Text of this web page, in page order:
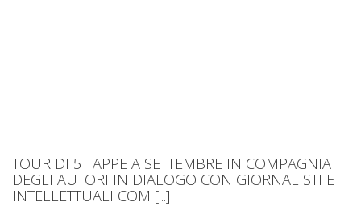
TOUR DI 5 TAPPE A SETTEMBRE IN COMPAGNIA
DEGLI AUTORI IN DIALOGO CON GIORNALISTI E
INTELLETTUALI COM [...]